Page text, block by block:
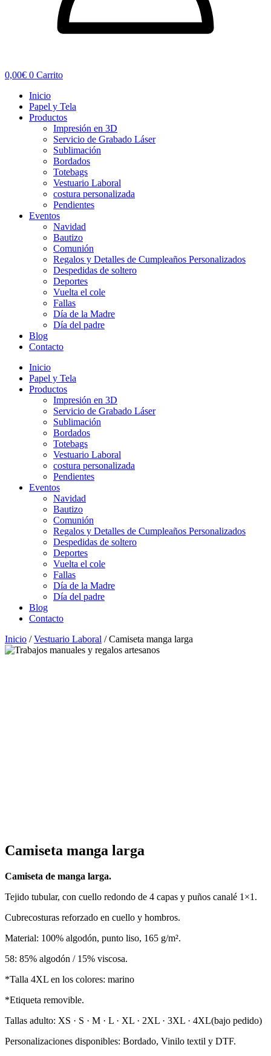
0,00€ 0 Carrito
Inicio
Papel y Tela
Productos
Impresión en 3D
Servicio de Grabado Láser
Sublimación
Bordados
Totebags
Vestuario Laboral
costura personalizada
Pendientes
Eventos
Navidad
Bautizo
Comunión
Regalos y Detalles de Cumpleaños Personalizados
Despedidas de soltero
Deportes
Vuelta el cole
Fallas
Día de la Madre
Día del padre
Blog
Contacto
Inicio
Papel y Tela
Productos
Impresión en 3D
Servicio de Grabado Láser
Sublimación
Bordados
Totebags
Vestuario Laboral
costura personalizada
Pendientes
Eventos
Navidad
Bautizo
Comunión
Regalos y Detalles de Cumpleaños Personalizados
Despedidas de soltero
Deportes
Vuelta el cole
Fallas
Día de la Madre
Día del padre
Blog
Contacto
Inicio /Vestuario Laboral / Camiseta manga larga
Camiseta manga larga
Camiseta de manga larga.
Tejido tubular, con cuello redondo de 4 capas y puños canalé 1×1.
Cubrecosturas reforzado en cuello y hombros.
Material: 100% algodón, punto liso, 165 g/m².
58: 85% algodón / 15% viscosa.
*Talla 4XL en los colores: marino
*Etiqueta removible.
Tallas adulto: XS · S · M · L · XL · 2XL · 3XL · 4XL(bajo pedido)
Personalizaciones disponibles: Bordado, Vinilo textil y DTF.